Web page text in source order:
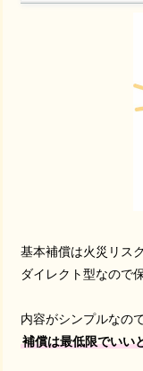
基本補償は火災リス
ダイレクト型なので
内容がシンプルなので
補償は最低限でいい